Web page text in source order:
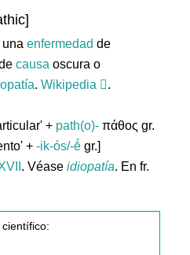
unaenfermedad de
causa oscura o
.Wikipedia .
+ path(o)- πάθος gr.
+-ik-ós/-ḗ gr.]
. Véaseidiopatía. En fr.